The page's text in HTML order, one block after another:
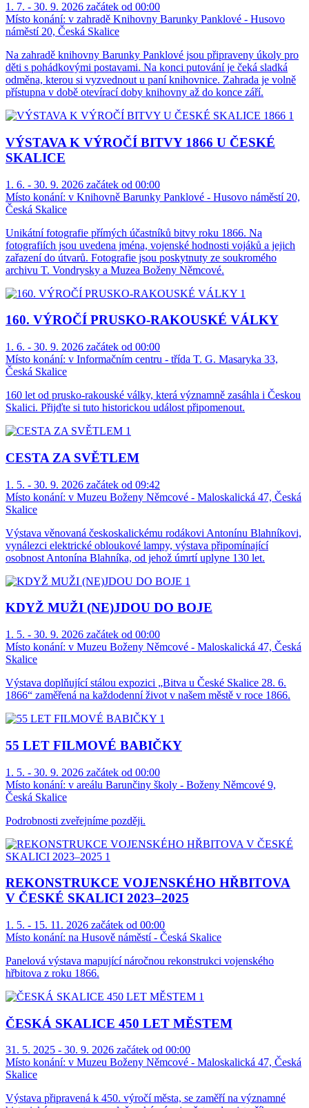
1. 7. - 30. 9. 2026 začátek od 00:00
Místo konání: v zahradě Knihovny Barunky Panklové - Husovo
náměstí 20, Česká Skalice
Na zahradě knihovny Barunky Panklové jsou připraveny úkoly pro
děti s pohádkovými postavami. Na konci putování je čeká sladká
odměna, kterou si vyzvednout u paní knihovnice. Zahrada je volně
přístupna v době otevírací doby knihovny až do konce září.
VÝSTAVA K VÝROČÍ BITVY 1866 U ČESKÉ
SKALICE
1. 6. - 30. 9. 2026 začátek od 00:00
Místo konání: v Knihovně Barunky Panklové - Husovo náměstí 20,
Česká Skalice
Unikátní fotografie přímých účastníků bitvy roku 1866. Na
fotografiích jsou uvedena jména, vojenské hodnosti vojáků a jejich
zařazení do útvarů. Fotografie jsou poskytnuty ze soukromého
archivu T. Vondrysky a Muzea Boženy Němcové.
160. VÝROČÍ PRUSKO-RAKOUSKÉ VÁLKY
1. 6. - 30. 9. 2026 začátek od 00:00
Místo konání: v Informačním centru - třída T. G. Masaryka 33,
Česká Skalice
160 let od prusko-rakouské války, která významně zasáhla i Českou
Skalici. Přijďte si tuto historickou událost připomenout.
CESTA ZA SVĚTLEM
1. 5. - 30. 9. 2026 začátek od 09:42
Místo konání: v Muzeu Boženy Němcové - Maloskalická 47, Česká
Skalice
Výstava věnovaná českoskalickému rodákovi Antonínu Blahníkovi,
vynálezci elektrické obloukové lampy, výstava připomínající
osobnost Antonína Blahníka, od jehož úmrtí uplyne 130 let.
KDYŽ MUŽI (NE)JDOU DO BOJE
1. 5. - 30. 9. 2026 začátek od 00:00
Místo konání: v Muzeu Boženy Němcové - Maloskalická 47, Česká
Skalice
Výstava doplňující stálou expozici „Bitva u České Skalice 28. 6.
1866“ zaměřená na každodenní život v našem městě v roce 1866.
55 LET FILMOVÉ BABIČKY
1. 5. - 30. 9. 2026 začátek od 00:00
Místo konání: v areálu Barunčiny školy - Boženy Němcové 9,
Česká Skalice
Podrobnosti zveřejníme později.
REKONSTRUKCE VOJENSKÉHO HŘBITOVA
V ČESKÉ SKALICI 2023–2025
1. 5. - 15. 11. 2026 začátek od 00:00
Místo konání: na Husově náměstí - Česká Skalice
Panelová výstava mapující náročnou rekonstrukci vojenského
hřbitova z roku 1866.
ČESKÁ SKALICE 450 LET MĚSTEM
31. 5. 2025 - 30. 9. 2026 začátek od 00:00
Místo konání: v Muzeu Boženy Němcové - Maloskalická 47, Česká
Skalice
Výstava připravená k 450. výročí města, se zaměří na významné